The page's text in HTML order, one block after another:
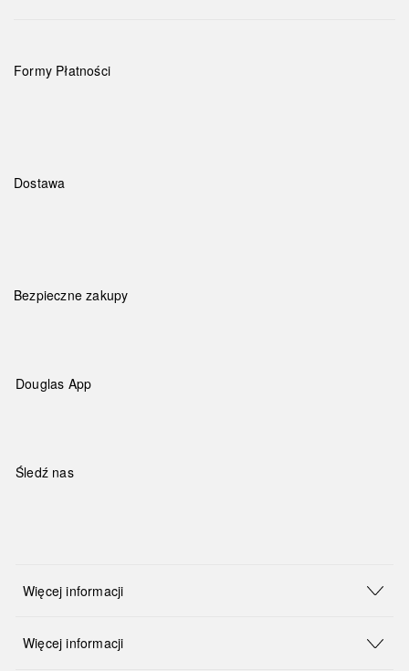
Formy Płatności
Dostawa
Bezpieczne zakupy
Douglas App
Śledź nas
Więcej informacji
Więcej informacji